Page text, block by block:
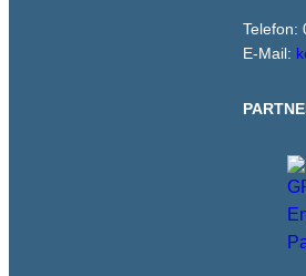
Telefon:
E-Mail: